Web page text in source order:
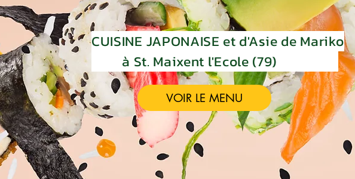
VOIR LE MENU
CUISINE JAPONAISE et d'Asie de Mariko
à St. Maixent l'Ecole (79)